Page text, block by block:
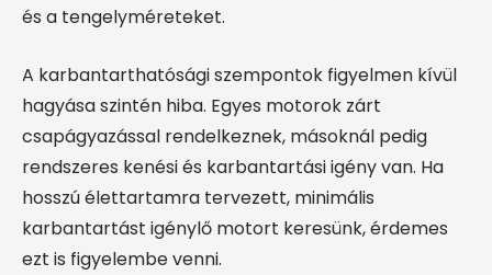
és a tengelyméreteket.
A karbantarthatósági szempontok figyelmen kívül
hagyása szintén hiba. Egyes motorok zárt
csapágyazással rendelkeznek, másoknál pedig
rendszeres kenési és karbantartási igény van. Ha
hosszú élettartamra tervezett, minimális
karbantartást igénylő motort keresünk, érdemes
ezt is figyelembe venni.